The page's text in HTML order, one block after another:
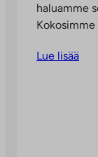
haluamme
Lue lisää